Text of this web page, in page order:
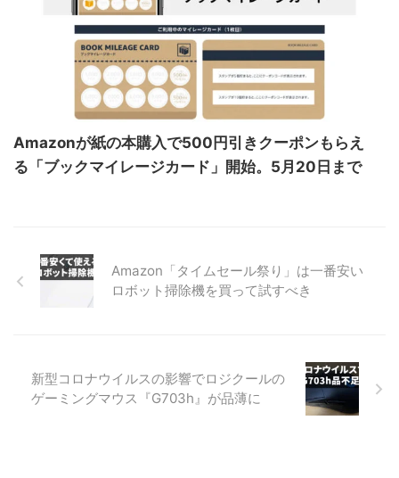
Amazonが紙の本購入で500円引きクーポンもらえ
る「ブックマイレージカード」開始。5月20日まで
Amazon「タイムセール祭り」は一番安い
ロボット掃除機を買って試すべき
新型コロナウイルスの影響でロジクールの
ゲーミングマウス『G703h』が品薄に